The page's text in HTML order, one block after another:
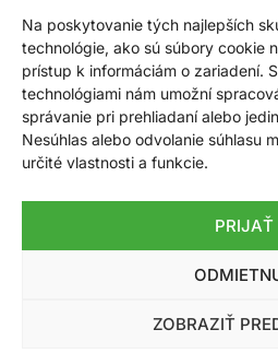
Na poskytovanie tých najlepších
technológie, ako sú súbory cookie
prístup k informáciám o zariadení.
technológiami nám umožní
správanie pri prehliadaní alebo
Nesúhlas alebo odvolanie súhlasu
určité vlastnosti a funkcie.
PRIJAŤ
ZOBRAZIŤ
Zápis V ORSR
Obchodný register Okresného
Sro, vložka č. 37519/S
Zaregistrovaný ako partner
Rožňavská 2
83104 Bratislava